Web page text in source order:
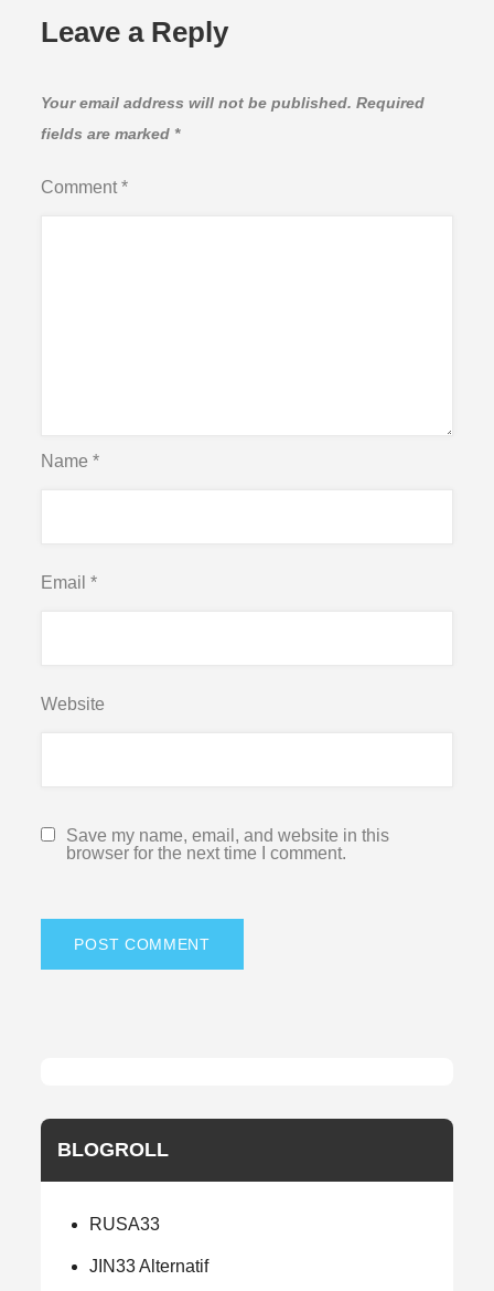
Leave a Reply
Your email address will not be published. Required
fields are marked *
Comment*
Name*
Email*
Website
Save my name, email, and website in this
browser for the next time I comment.
BLOGROLL
RUSA33
JIN33 Alternatif